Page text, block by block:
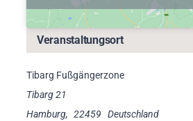
Veranstaltungsort
Tibarg Fußgängerzone
Tibarg 21
Hamburg, 22459
Deutschland